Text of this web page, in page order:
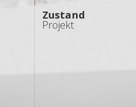
Zustand
Projekt